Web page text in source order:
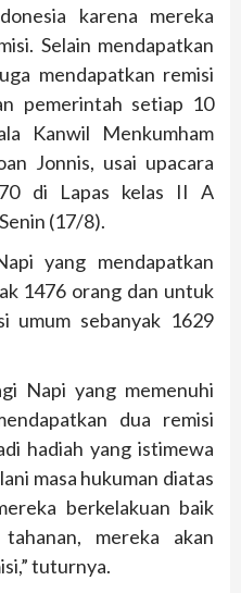
karena mereka
Selain mendapatkan
mendapatkan remisi
pemerintah setiap 10
Kanwil Menkumham
Jonnis, usai upacara
di Lapas kelas II A
(17/8).
yang mendapatkan
1476 orang dan untuk
umum sebanyak 1629
Napi yang memenuhi
dua remisi
hadiah yang istimewa
masa hukuman diatas
berkelakuan baik
mereka akan
tuturnya.